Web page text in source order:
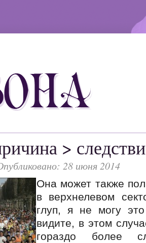
>
28 июня 2014
Она может также
в верхнелевом
глуп, я не могу
видите, в этом
гораздо более